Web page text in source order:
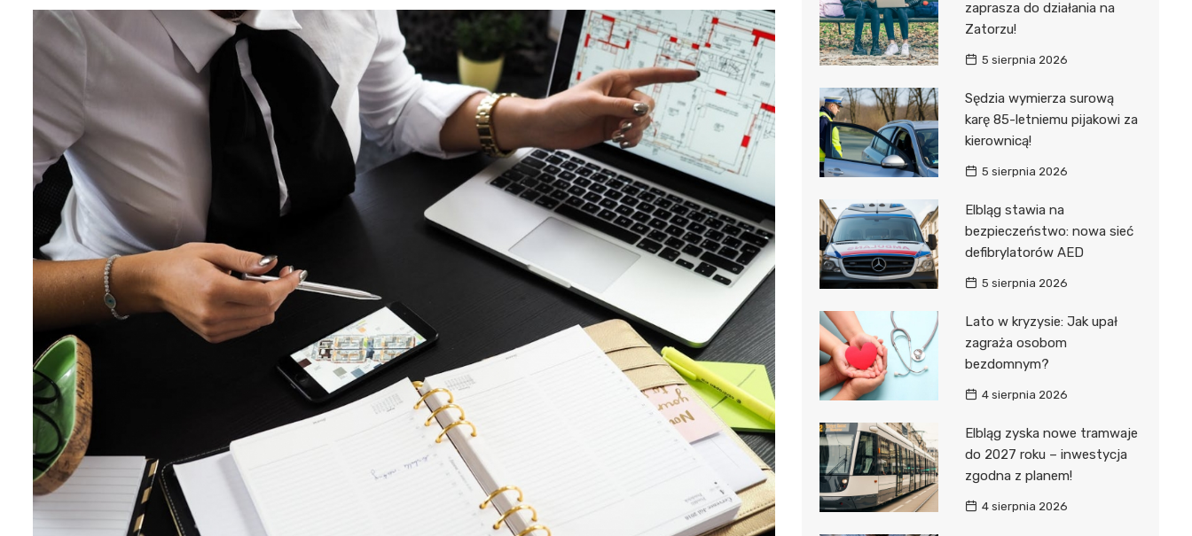
Fryzjer
Poczta
Kino
zaprasza do działania na
Zatorzu!
5 sierpnia 2026
Sędzia wymierza surową
karę 85-letniemu pijakowi za
kierownicą!
5 sierpnia 2026
Elbląg stawia na
bezpieczeństwo: nowa sieć
defibrylatorów AED
5 sierpnia 2026
Lato w kryzysie: Jak upał
zagraża osobom
bezdomnym?
4 sierpnia 2026
Elbląg zyska nowe tramwaje
do 2027 roku – inwestycja
zgodna z planem!
4 sierpnia 2026